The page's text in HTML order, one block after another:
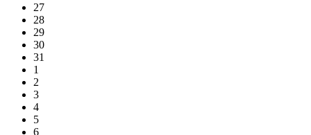
27
28
29
30
31
1
2
3
4
5
6